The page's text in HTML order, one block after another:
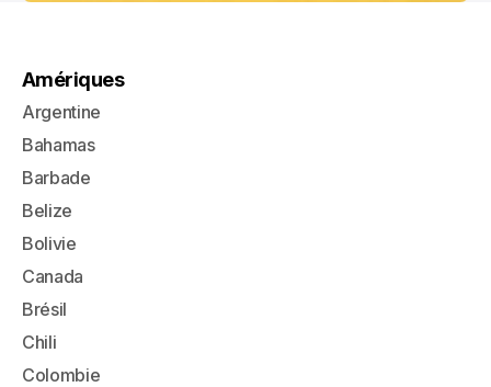
Amériques
Argentine
Bahamas
Barbade
Belize
Bolivie
Canada
Brésil
Chili
Colombie